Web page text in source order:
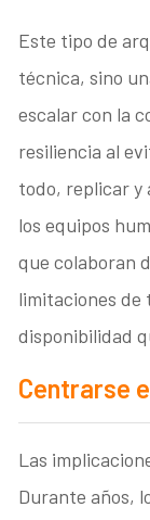
Este tipo de
técnica, sino
escalar con la
resiliencia al
todo, replicar y
los equipos
que colaboran
limitaciones de
disponibilidad
Centrarse
Las
Durante años,